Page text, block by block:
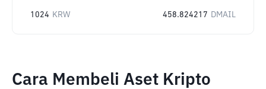
1024 KRW 458.824217 DMAIL
Cara Membeli Aset Kripto